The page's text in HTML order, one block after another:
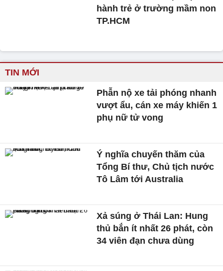
hành trẻ ở trường mầm non
TP.HCM
TIN MỚI
Phẫn nộ xe tải phóng nhanh
vượt ẩu, cán xe máy khiến 1
phụ nữ tử vong
Ý nghĩa chuyến thăm của
Tổng Bí thư, Chủ tịch nước
Tô Lâm tới Australia
Xả súng ở Thái Lan: Hung
thủ bắn ít nhất 26 phát, còn
34 viên đạn chưa dùng